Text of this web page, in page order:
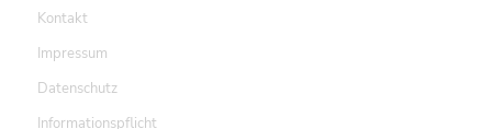
Kontakt
Impressum
Datenschutz
Informationspflicht